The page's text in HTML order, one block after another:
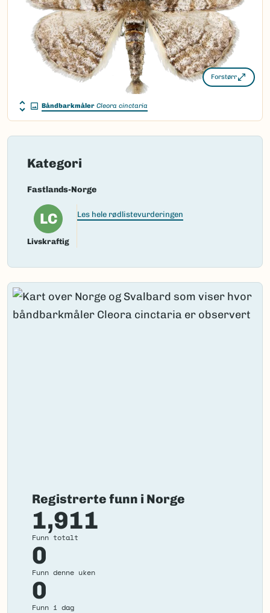
Gå til Nortaxa for flere detaljer
(Ekstern lenke)
Forstørr
Båndbarkmåler Cleora cinctaria
Kategori
Fastlands-Norge
LC
Livskraftig
Les hele rødlistevurderingen
Registrerte funn i Norge
1,911
Funn totalt
0
Funn denne uken
0
Funn i dag